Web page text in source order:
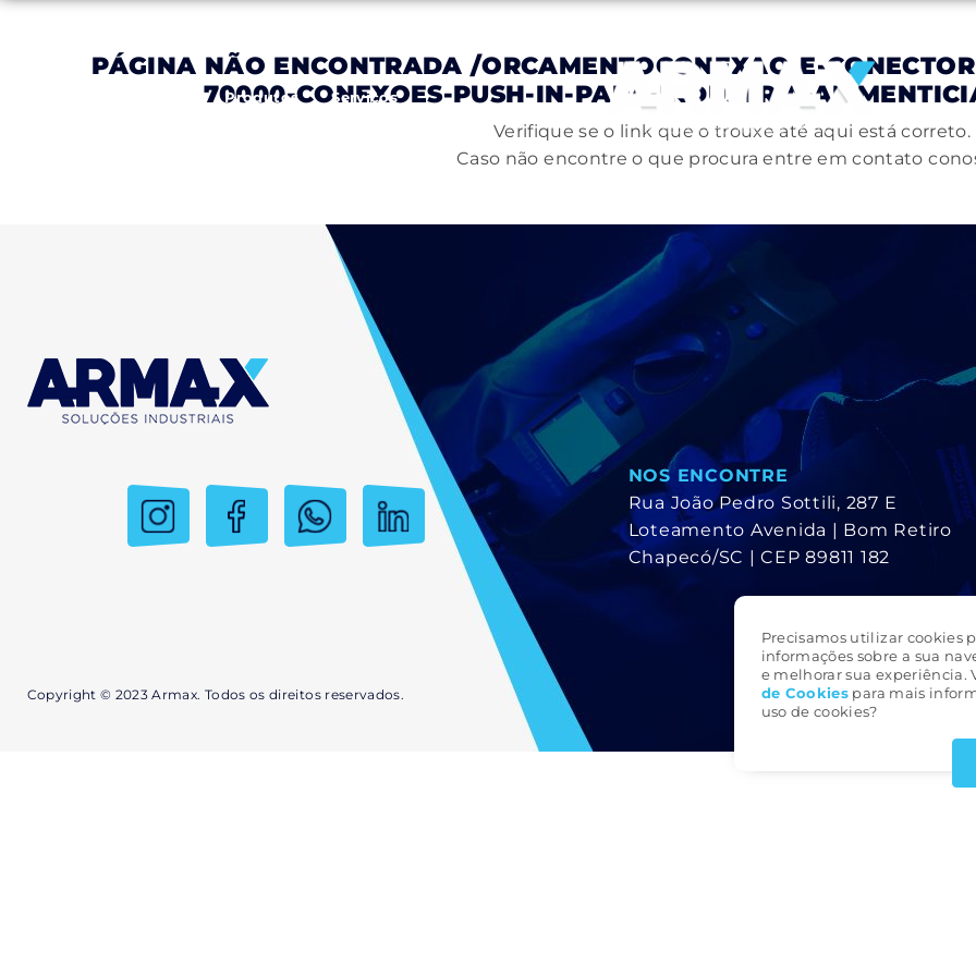
Precisamos utilizar cookies
informações sobre a sua
e melhorar sua experiência.
de Cookies para mais
uso de cookies?
Produtos Serviços
PÁGINA NÃO ENCONTRADA/ORCAMENTOCONEXAO-E-
70000-CONEXOES-PUSH-IN-PARA-INDUSTRIA-
Verifique se o link que o trouxe até aqui está correto.
Caso não encontre o que procura entre em contato
NOS ENCONTRE
Rua João Pedro Sottili, 287 E
Loteamento Avenida | Bom Retiro
Chapecó/SC | CEP 89811 182
Copyright © 2023 Armax. Todos os direitos reservados.